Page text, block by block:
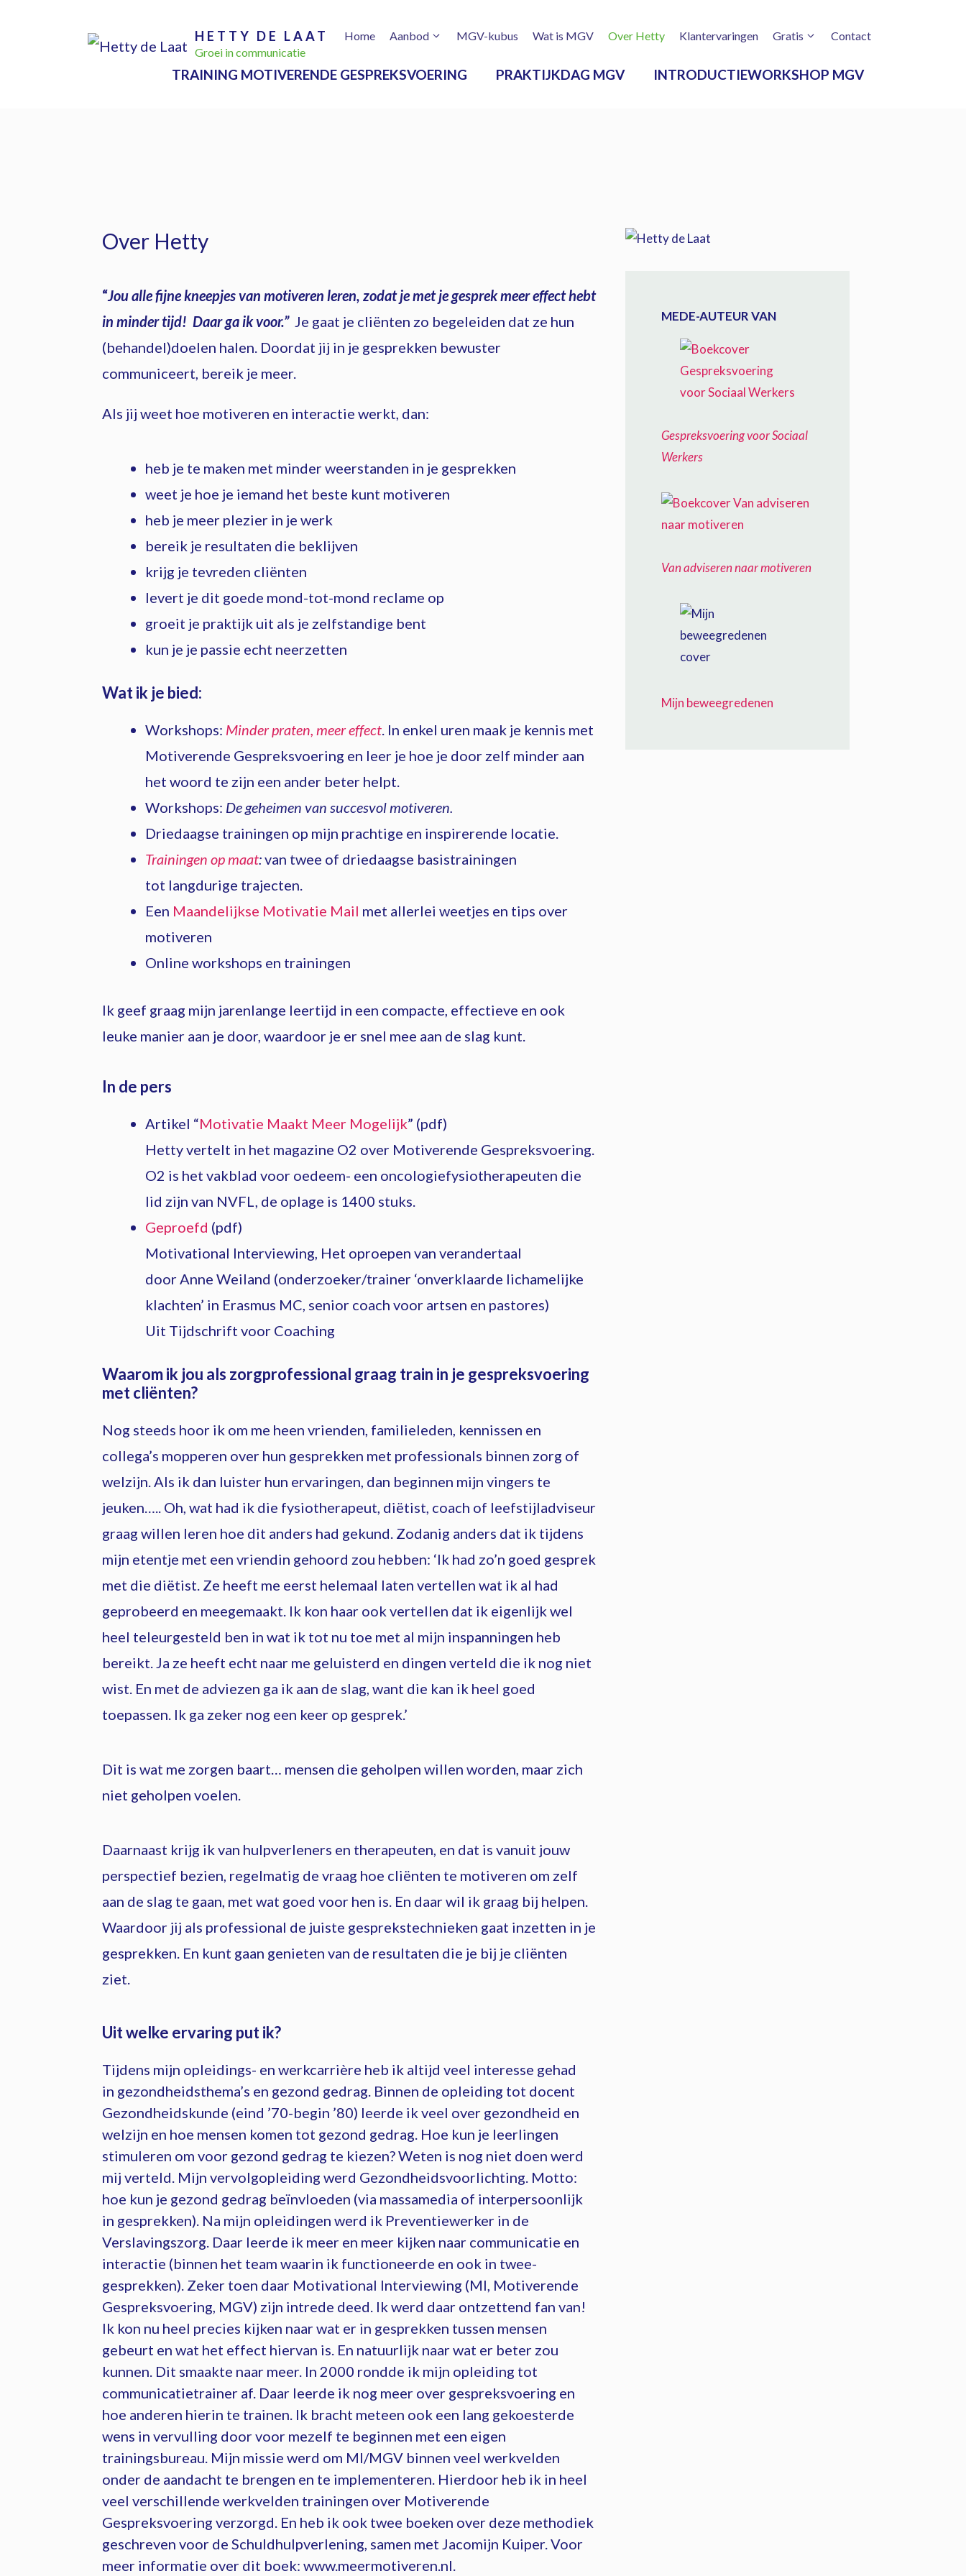
Home Aanbod MGV-kubus Wat is MGV Over Hetty Klantervaringen Gratis Contact
HETTY DE LAAT
Groei in communicatie
TRAINING MOTIVERENDE GESPREKSVOERING PRAKTIJKDAG MGV INTRODUCTIEWORKSHOP MGV
Over Hetty
“Jou alle fijne kneepjes van motiveren leren, zodat je met je gesprek meer effect hebt
in minder tijd! Daar ga ik voor.” Je gaat je cliënten zo begeleiden dat ze hun
(behandel)doelen halen. Doordat jij in je gesprekken bewuster
communiceert, bereik je meer.
Als jij weet hoe motiveren en interactie werkt, dan:
heb je te maken met minder weerstanden in je gesprekken
weet je hoe je iemand het beste kunt motiveren
heb je meer plezier in je werk
bereik je resultaten die beklijven
krijg je tevreden cliënten
levert je dit goede mond-tot-mond reclame op
groeit je praktijk uit als je zelfstandige bent
kun je je passie echt neerzetten
Wat ik je bied:
Workshops: Minder praten, meer effect. In enkel uren maak je kennis met
Motiverende Gespreksvoering en leer je hoe je door zelf minder aan
het woord te zijn een ander beter helpt.
Workshops: De geheimen van succesvol motiveren.
Driedaagse trainingen op mijn prachtige en inspirerende locatie.
Trainingen op maat:van twee of driedaagse basistrainingen
tot langdurige trajecten.
Een Maandelijkse Motivatie Mail met allerlei weetjes en tips over
motiveren
Online workshops en trainingen
Ik geef graag mijn jarenlange leertijd in een compacte, effectieve en ook
leuke manier aan je door, waardoor je er snel mee aan de slag kunt.
In de pers
Artikel “Motivatie Maakt Meer Mogelijk” (pdf)
Hetty vertelt in het magazine O2 over Motiverende Gespreksvoering.
O2 is het vakblad voor oedeem- een oncologiefysiotherapeuten die
lid zijn van NVFL, de oplage is 1400 stuks.
Geproefd (pdf)
Motivational Interviewing, Het oproepen van verandertaal
door Anne Weiland (onderzoeker/trainer ‘onverklaarde lichamelijke
klachten’ in Erasmus MC, senior coach voor artsen en pastores)
Uit Tijdschrift voor Coaching
Waarom ik jou als zorgprofessional graag train in je gespreksvoering
met cliënten?
Nog steeds hoor ik om me heen vrienden, familieleden, kennissen en
collega’s mopperen over hun gesprekken met professionals binnen zorg of
welzijn. Als ik dan luister hun ervaringen, dan beginnen mijn vingers te
jeuken….. Oh, wat had ik die fysiotherapeut, diëtist, coach of leefstijladviseur
graag willen leren hoe dit anders had gekund. Zodanig anders dat ik tijdens
mijn etentje met een vriendin gehoord zou hebben: ‘Ik had zo’n goed gesprek
met die diëtist. Ze heeft me eerst helemaal laten vertellen wat ik al had
geprobeerd en meegemaakt. Ik kon haar ook vertellen dat ik eigenlijk wel
heel teleurgesteld ben in wat ik tot nu toe met al mijn inspanningen heb
bereikt. Ja ze heeft echt naar me geluisterd en dingen verteld die ik nog niet
wist. En met de adviezen ga ik aan de slag, want die kan ik heel goed
toepassen. Ik ga zeker nog een keer op gesprek.’
Dit is wat me zorgen baart… mensen die geholpen willen worden, maar zich
niet geholpen voelen.
Daarnaast krijg ik van hulpverleners en therapeuten, en dat is vanuit jouw
perspectief bezien, regelmatig de vraag hoe cliënten te motiveren om zelf
aan de slag te gaan, met wat goed voor hen is. En daar wil ik graag bij helpen.
Waardoor jij als professional de juiste gesprekstechnieken gaat inzetten in je
gesprekken. En kunt gaan genieten van de resultaten die je bij je cliënten
ziet.
Uit welke ervaring put ik?
Tijdens mijn opleidings- en werkcarrière heb ik altijd veel interesse gehad
in gezondheidsthema’s en gezond gedrag. Binnen de opleiding tot docent
Gezondheidskunde (eind ’70-begin ’80) leerde ik veel over gezondheid en
welzijn en hoe mensen komen tot gezond gedrag. Hoe kun je leerlingen
stimuleren om voor gezond gedrag te kiezen? Weten is nog niet doen werd
mij verteld. Mijn vervolgopleiding werd Gezondheidsvoorlichting. Motto:
hoe kun je gezond gedrag beïnvloeden (via massamedia of interpersoonlijk
in gesprekken). Na mijn opleidingen werd ik Preventiewerker in de
Verslavingszorg. Daar leerde ik meer en meer kijken naar communicatie en
interactie (binnen het team waarin ik functioneerde en ook in twee-
gesprekken). Zeker toen daar Motivational Interviewing (MI, Motiverende
Gespreksvoering, MGV) zijn intrede deed. Ik werd daar ontzettend fan van!
Ik kon nu heel precies kijken naar wat er in gesprekken tussen mensen
gebeurt en wat het effect hiervan is. En natuurlijk naar wat er beter zou
kunnen. Dit smaakte naar meer. In 2000 rondde ik mijn opleiding tot
communicatietrainer af. Daar leerde ik nog meer over gespreksvoering en
hoe anderen hierin te trainen. Ik bracht meteen ook een lang gekoesterde
wens in vervulling door voor mezelf te beginnen met een eigen
trainingsbureau. Mijn missie werd om MI/MGV binnen veel werkvelden
onder de aandacht te brengen en te implementeren. Hierdoor heb ik in heel
veel verschillende werkvelden trainingen over Motiverende
Gespreksvoering verzorgd. En heb ik ook twee boeken over deze methodiek
geschreven voor de Schuldhulpverlening, samen met Jacomijn Kuiper. Voor
meer informatie over dit boek: www.meermotiveren.nl.
MEDE-AUTEUR VAN
Gespreksvoering voor Sociaal
Werkers
Van adviseren naar motiveren
Mijn beweegredenen